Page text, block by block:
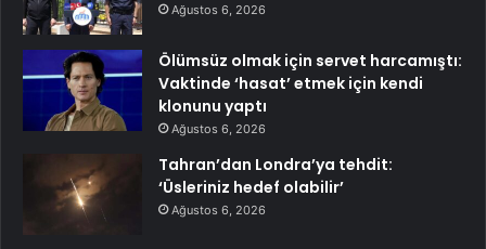
Ağustos 6, 2026
Ölümsüz olmak için servet harcamıştı:
Vaktinde ‘hasat’ etmek için kendi
klonunu yaptı
Ağustos 6, 2026
Tahran’dan Londra’ya tehdit:
‘Üsleriniz hedef olabilir’
Ağustos 6, 2026